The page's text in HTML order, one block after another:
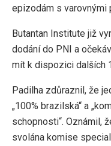
epizodám s varovnými
Butantan Institute již
dodání do PNI a
mít k dispozici dalších
Padilha zdůraznil, že
„100% brazilská“ a
schopnosti“. Oznámil,
svolána komise